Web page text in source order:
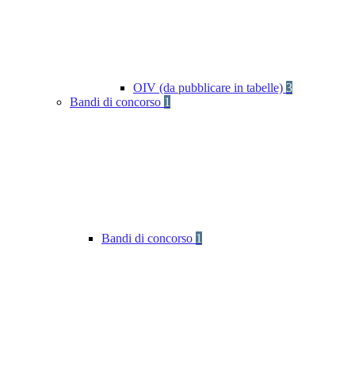
OIV (da pubblicare in tabelle) 3
Bandi di concorso 1
Bandi di concorso 1